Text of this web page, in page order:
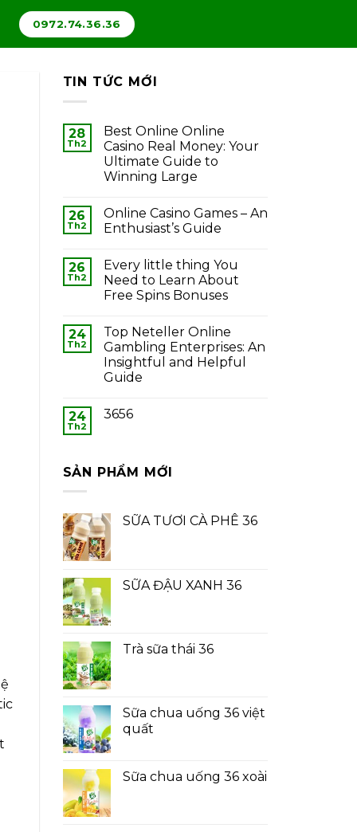
0972.74.36.36
TIN TỨC MỚI
28
Th2
Best Online Online
Casino Real Money: Your
Ultimate Guide to
Winning Large
26
Th2
Online Casino Games – An
Enthusiast’s Guide
26
Th2
Every little thing You
Need to Learn About
Free Spins Bonuses
24
Th2
Top Neteller Online
Gambling Enterprises: An
Insightful and Helpful
Guide
24
Th2
3656
SẢN PHẨM MỚI
SỮA TƯƠI CÀ PHÊ 36
SỮA ĐẬU XANH 36
Trà sữa thái 36
Sữa chua uống 36 việt
quất
Sữa chua uống 36 xoài